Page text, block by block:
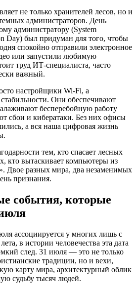
не только хранителей лесов, но и
администраторов. День
администратору (System
Day) был придуман для того, чтобы
спокойно отправили электронное
или запустили любимую
труд ИТ-специалиста, часто
важный.
настройщики Wi-Fi, а
Они обеспечивают
бесперебойную работу
сбои и кибератаки. Без них офисы
а вся наша цифровая жизнь
тем, кто спасает лесных
кто вытаскивает компьютеры из
Двое разных мира, два незаменимых
признания.
события, которые
ассоциируется у многих лишь с
в истории человечества эта дата
след. 31 июля — это не только
традиции, но и вехи,
карту мира, архитектурный облик
судьбу тысяч людей.